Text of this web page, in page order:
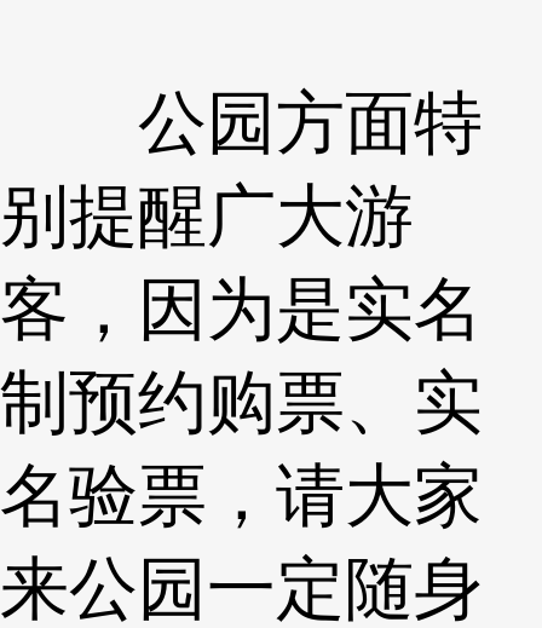
公园方面特
别提醒广大游
客，因为是实名
制预约购票、实
名验票，请大家
来公园一定随身